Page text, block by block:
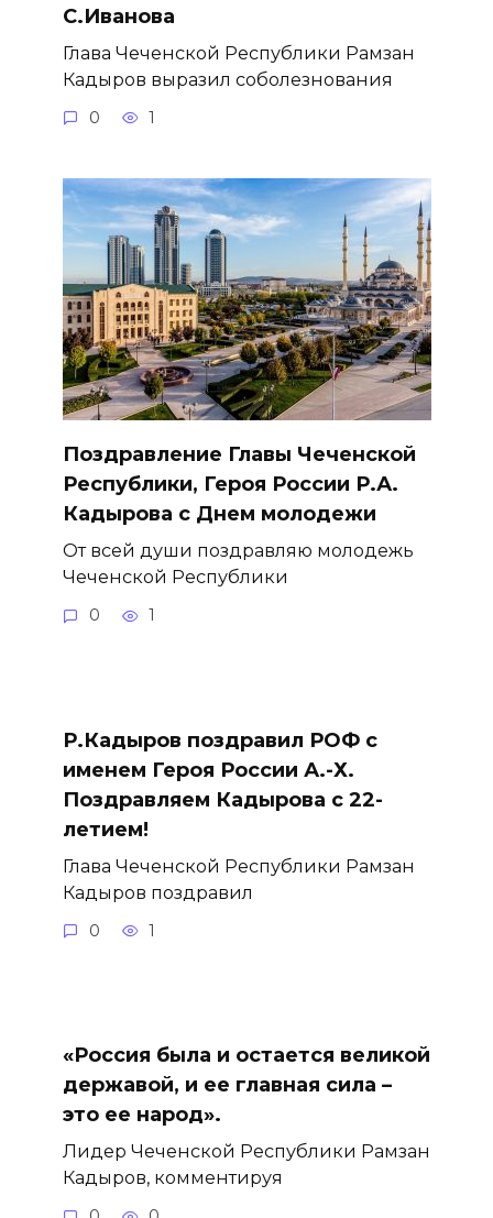
С.Иванова
Глава Чеченской Республики Рамзан
Кадыров выразил соболезнования
0 1
Поздравление Главы Чеченской
Республики, Героя России Р.А.
Кадырова с Днем молодежи
От всей души поздравляю молодежь
Чеченской Республики
0 1
Р.Кадыров поздравил РОФ с
именем Героя России А.-Х.
Поздравляем Кадырова с 22-
летием!
Глава Чеченской Республики Рамзан
Кадыров поздравил
0 1
«Россия была и остается великой
державой, и ее главная сила –
это ее народ».
Лидер Чеченской Республики Рамзан
Кадыров, комментируя